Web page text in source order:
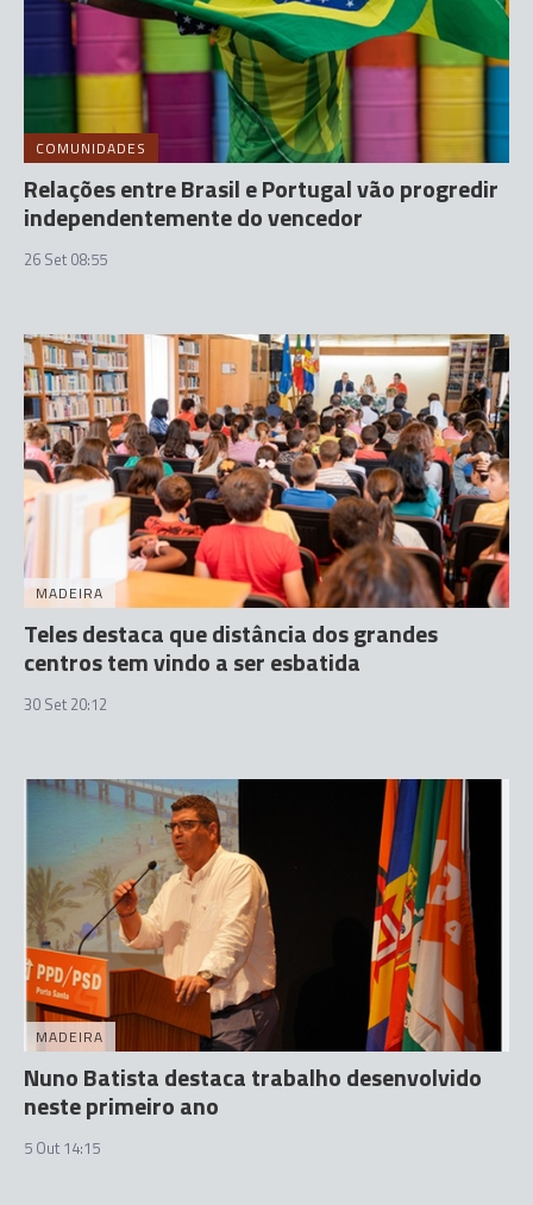
COMUNIDADES
Relações entre Brasil e Portugal vão progredir
independentemente do vencedor
26 Set 08:55
MADEIRA
Teles destaca que distância dos grandes
centros tem vindo a ser esbatida
30 Set 20:12
MADEIRA
Nuno Batista destaca trabalho desenvolvido
neste primeiro ano
5 Out 14:15